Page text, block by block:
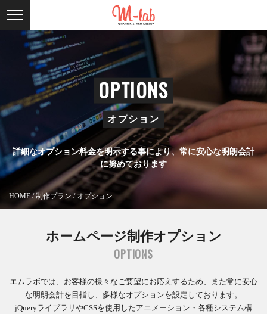
OPTIONS
オプション
詳細なオプション料金を明示する事により、常に安心な明朗会計
に努めております
HOME/制作プラン / オプション
ホームページ制作オプション
OPTIONS
エムラボでは、お客様の様々なご要望にお応えするため、また常に安心
な明朗会計を目指し、多様なオプションを設定しております。
jQueryライブラリやCSSを使用したアニメーション・各種システム構